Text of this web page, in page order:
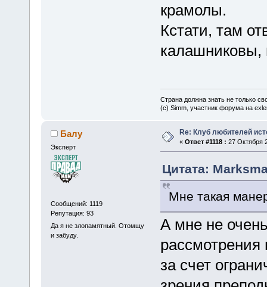
крамолы.
Кстати, там
Страна должна знать не только
(c) Simm, участник форума на
Балу
Эксперт
Сообщений: 1119
Репутация: 93
Да я не злопамятный. Отомщу
и забуду.
Re: Клуб любителей
« Ответ #1118 : 27 Октября
Цитата:
Мне такая
А мне не
рассмотрения
за счет